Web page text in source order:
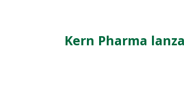
Kern Pharma